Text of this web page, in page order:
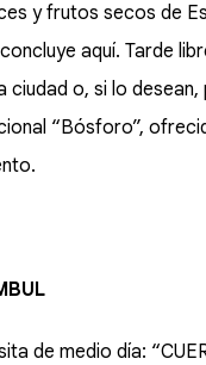
y frutos secos de
aquí. Tarde
ciudad o, si lo desean,
“Bósforo”,
de medio día: